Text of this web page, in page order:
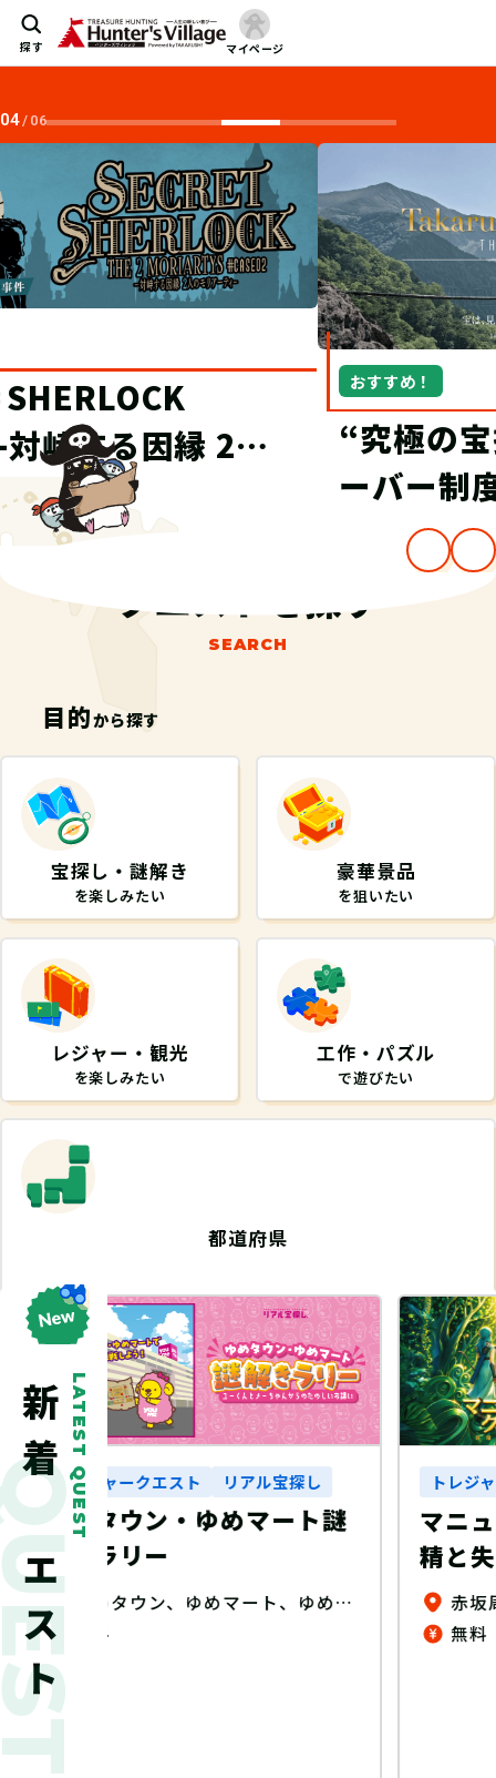
探す マイページ
04/ 06
おすすめ！
“究極の宝探し”TECにオブザ
ーバー制度が登場！
クエストを探す
SEARCH
目的から探す
宝探し・謎解き
を楽しみたい
豪華景品
を狙いたい
レジャー・観光
を楽しみたい
工作・パズル
で遊びたい
都道府県
LATEST QUEST
新着クエスト
し
謎
ゆめタウン、ゆめマート、ゆめテラス、 ゆめシティ、ゆめモール店内（一部店舗除く）
トレジャークエスト リアル宝探し
マニュライフクエスト～妖
精と失われし力～
赤坂周辺エリア